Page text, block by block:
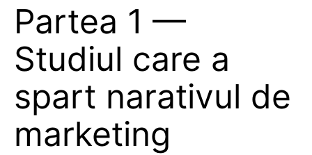
Partea 1 —
Studiul care a
spart narativul de
marketing